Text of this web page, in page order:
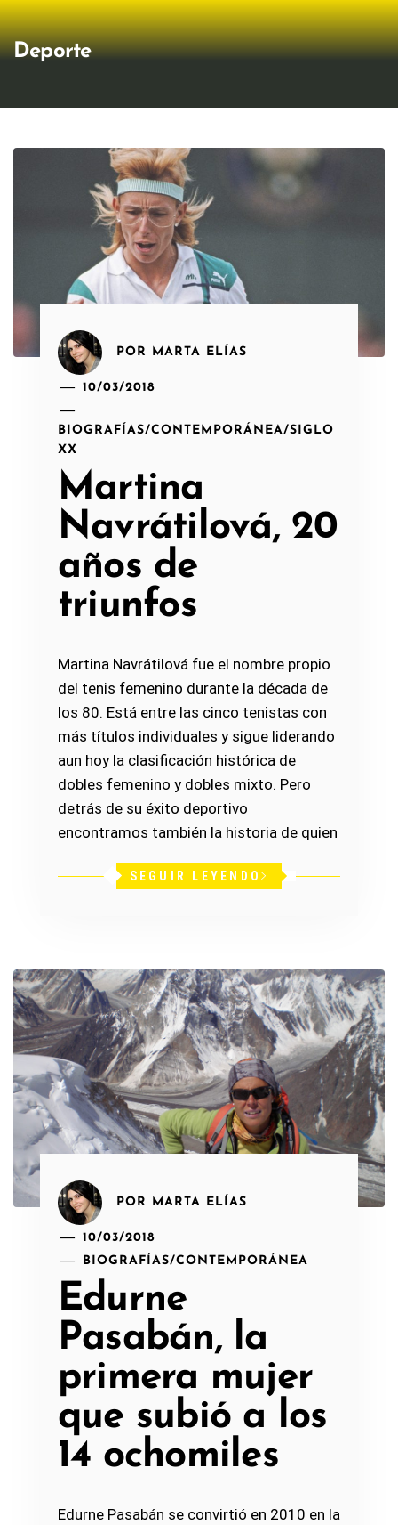
Deporte
POR MARTA ELÍAS
10/03/2018
BIOGRAFÍAS/CONTEMPORÁNEA/SIGLO
XX
Martina
Navrátilová, 20
años de
triunfos
Martina Navrátilová fue el nombre propio
del tenis femenino durante la década de
los 80. Está entre las cinco tenistas con
más títulos individuales y sigue liderando
aun hoy la clasificación histórica de
dobles femenino y dobles mixto. Pero
detrás de su éxito deportivo
encontramos también la historia de quien
SEGUIR LEYENDO
POR MARTA ELÍAS
10/03/2018
BIOGRAFÍAS/CONTEMPORÁNEA
Edurne
Pasabán, la
primera mujer
que subió a los
14 ochomiles
Edurne Pasabán se convirtió en 2010 en la